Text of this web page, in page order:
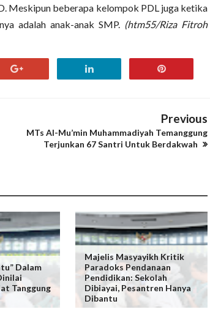
Meskipun beberapa kelompok PDL juga ketika
adalah anak-anak SMP. (htm55/Riza Fitroh
Previous
MTs Al-Mu’min Muhammadiyah Temanggung
Terjunkan 67 Santri Untuk Berdakwah
Dalam
Tanggung
Majelis Masyayikh Kritik
Paradoks Pendanaan
Pendidikan: Sekolah
Dibiayai, Pesantren Hanya
Dibantu